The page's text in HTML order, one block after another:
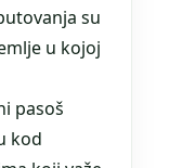
su
u kojoj
pasoš
kod